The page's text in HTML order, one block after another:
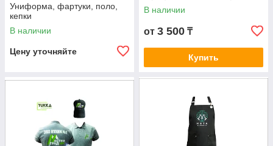
Униформа, фартуки, поло,
кепки
В наличии
Цену уточняйте
В наличии
от 3 500 ₸
Купить